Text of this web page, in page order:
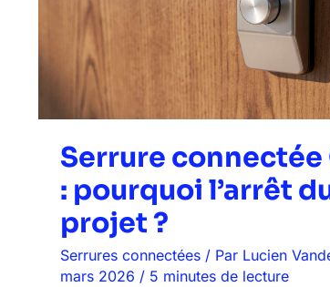
Serrure
: pourquoi l’arrêt
projet ?
Serrures connectées / Par Lucien
mars 2026 / 5 minutes de lecture
pourquoi
l’arrêt
du
projet
?